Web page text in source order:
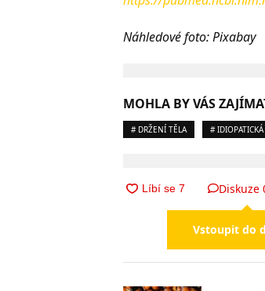
Náhledové foto: Pixabay
MOHLA BY VÁS
# DRŽENÍ TĚLA #
Diskuze
Vstoupit do